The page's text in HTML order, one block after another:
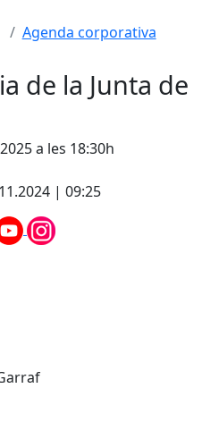
Agenda corporativa
de la Junta de
a les 18:30h
| 09:25